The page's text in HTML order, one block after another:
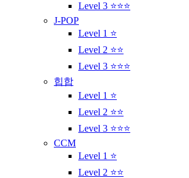
Level 3 ⭐⭐⭐
J-POP
Level 1 ⭐
Level 2 ⭐⭐
Level 3 ⭐⭐⭐
힙합
Level 1 ⭐
Level 2 ⭐⭐
Level 3 ⭐⭐⭐
CCM
Level 1 ⭐
Level 2 ⭐⭐